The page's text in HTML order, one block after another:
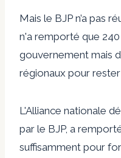
Mais le BJP n’a pas
n'a remporté que
gouvernement mais
régionaux pour
L'Alliance nationale
par le BJP, a
suffisamment pour